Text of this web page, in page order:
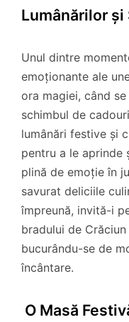
Lumânărilor
Unul dintre
emoționante ale
ora magiei, când
schimbul de
lumânări festive și
pentru a le aprinde
plină de emoție în
savurat deliciile
împreună, invită-i
bradului de
bucurându-se de
încântare.
O Masă